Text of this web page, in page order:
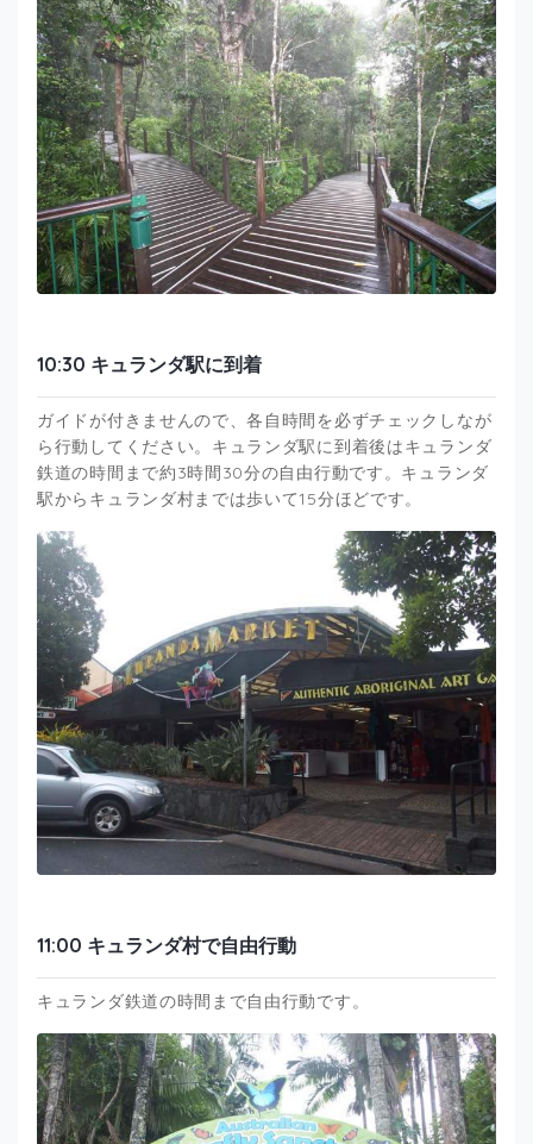
10:30 キュランダ駅に到着
ガイドが付きませんので、各自時間を必ずチェックしなが
ら行動してください。キュランダ駅に到着後はキュランダ
鉄道の時間まで約3時間30分の自由行動です。キュランダ
駅からキュランダ村までは歩いて15分ほどです。
11:00 キュランダ村で自由行動
キュランダ鉄道の時間まで自由行動です。